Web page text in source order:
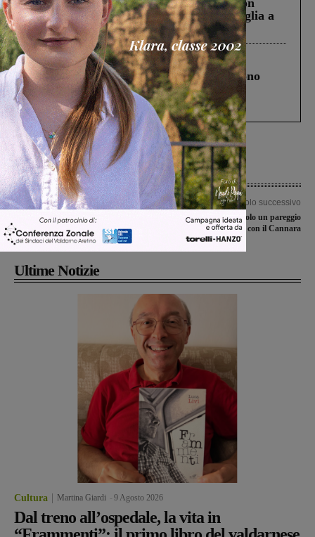
Scomparso da una struttura di Castiglion
Fiorentino l’uomo che aveva ucciso la figlia a
Levane nel 2020
Cronaca 4 Agosto 2026
Un anno fa la strage in A1 in cui morirono
Gianni, Giulia e Franco. Lo schianto, il
processo, lo stop ai sorpassi fra tir....
Articolo precedente
La Futsal Sangiovannese passa 4-7 a
Campi Bisenzio
Articolo successivo
Per la Sangiovannese solo un pareggio
in rimonta in casa con il Cannara
Ultime Notizie
Cultura Martina Giardi 9 Agosto 2026
Dal treno all’ospedale, la vita in